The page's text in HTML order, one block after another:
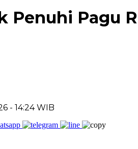
Penuhi Pagu
- 14:24 WIB